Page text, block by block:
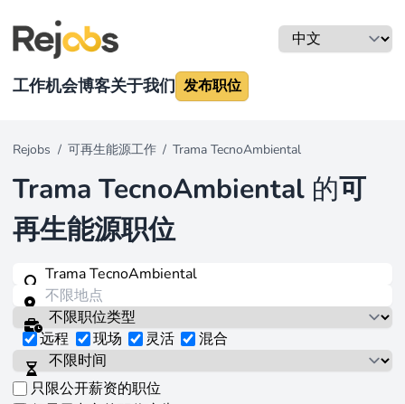
工作机会博客关于我们 发布职位
Rejobs / 可再生能源工作 / Trama TecnoAmbiental
Trama TecnoAmbiental 的可
再生能源职位
远程 现场 灵活 混合
只限公开薪资的职位